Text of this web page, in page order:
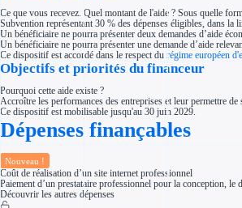
Aides ADEME
Tous les
Solutions MAPi
Simulateur d'éligibilité
Trouvez des idées de
Quelles aides pour votre
Territoires
Régions de A à H
Aides Région
Aides Région
Aides Région Bretagne
Aides Région Grand-
Aides Région Hauts-
Ce que vous recevez. Quel montant de l'aide ? Sous quelle
Subvention représentant 30 % des dépenses éligibles, dans la
Un bénéficiaire ne pourra présenter deux demandes d’aide
Un bénéficiaire ne pourra présenter une demande d’aide
Ce dispositif est accordé dans le respect du régime européen
Objectifs et priorités du financeur
Pourquoi cette aide existe ?
Accroître les performances des entreprises et leur permettre
Ce dispositif est mobilisable jusqu'au 30 juin 2029.
Dépenses finançables
Nouveau !
Coût de réalisation d’un site internet professionnel
Paiement d’un prestataire professionnel pour la conception,
Découvrir les autres dépenses